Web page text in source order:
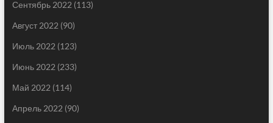
Сентябрь 2022 (113)
Август 2022 (90)
Июль 2022 (123)
Июнь 2022 (233)
Май 2022 (114)
Апрель 2022 (90)